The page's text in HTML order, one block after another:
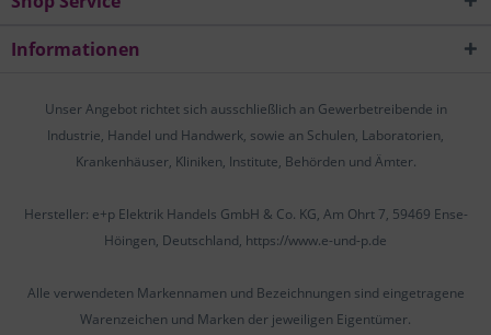
Informationen
Unser Angebot richtet sich ausschließlich an Gewerbetreibende in
Industrie, Handel und Handwerk, sowie an Schulen, Laboratorien,
Krankenhäuser, Kliniken, Institute, Behörden und Ämter.
Hersteller: e+p Elektrik Handels GmbH & Co. KG, Am Ohrt 7, 59469 Ense-
Höingen, Deutschland, https://www.e-und-p.de
Alle verwendeten Markennamen und Bezeichnungen sind eingetragene
Warenzeichen und Marken der jeweiligen Eigentümer.